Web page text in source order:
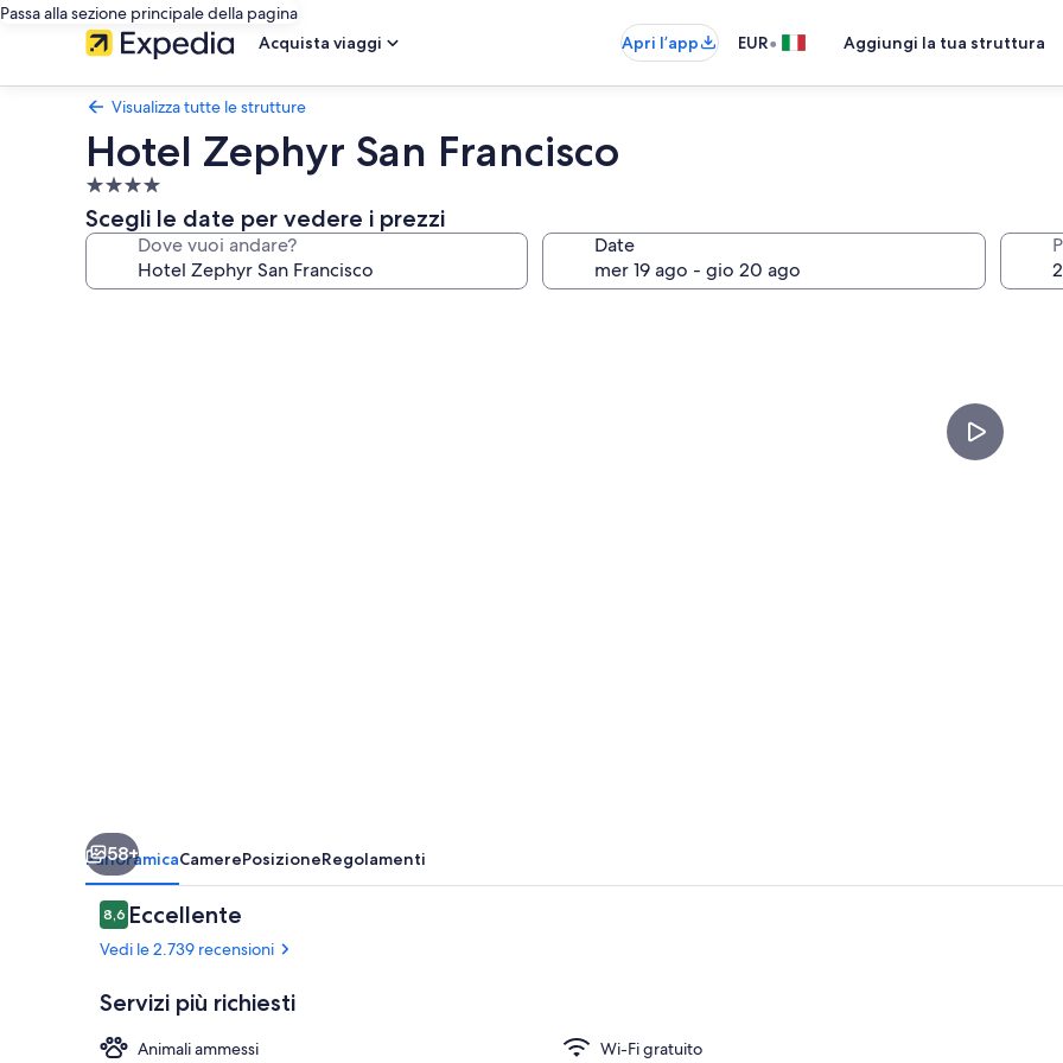
Passa alla sezione principale della pagina
Acquista viaggi
Apri l’app EUR• Aggiungi la tua struttura
Visualizza tutte le strutture
Hotel Zephyr San Francisco
Struttura
a
4.0
Scegli le date per vedere i prezzi
Dove vuoi andare? Date
58+
PanoramicaCamerePosizioneRegolamenti
Recensioni
8,68,6 su 10
Eccellente
Vedi le 2.739 recensioni
Servizi più richiesti
Animali ammessi
Wi-Fi gratuito